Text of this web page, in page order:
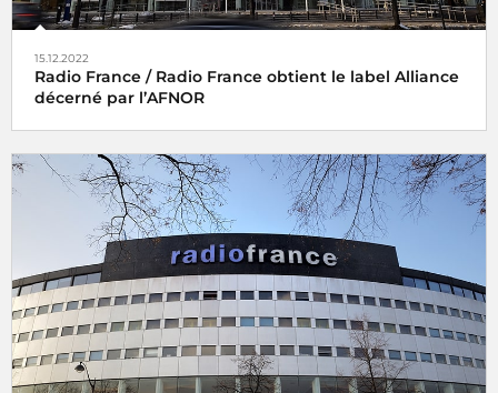
15.12.2022
Radio France / Radio France obtient le label Alliance
décerné par l’AFNOR